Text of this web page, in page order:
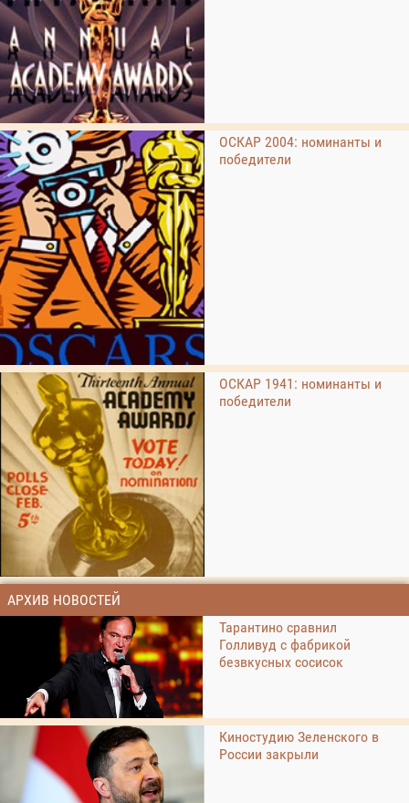
ОСКАР 2004: номинанты и
победители
ОСКАР 1941: номинанты и
победители
АРХИВ НОВОСТЕЙ
Тарантино сравнил
Голливуд с фабрикой
безвкусных сосисок
Киностудию Зеленского в
России закрыли